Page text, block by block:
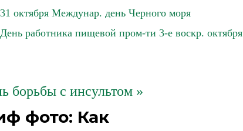
31 октября Междунар. день Черного моря
День работника пищевой пром-ти 3-е воскр. октября
борьбы с инсультом »
фото: Как